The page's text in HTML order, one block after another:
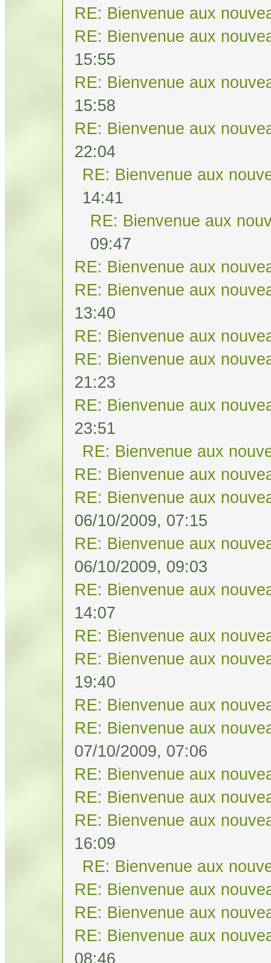
RE: Bienvenue aux
RE: Bienvenue aux
15:55
RE: Bienvenue aux
15:58
RE: Bienvenue aux
22:04
RE: Bienvenue aux
14:41
RE: Bienvenue aux
09:47
RE: Bienvenue aux
RE: Bienvenue aux
13:40
RE: Bienvenue aux
RE: Bienvenue aux
21:23
RE: Bienvenue aux
23:51
RE: Bienvenue aux
RE: Bienvenue aux
RE: Bienvenue aux
06/10/2009, 07:15
RE: Bienvenue aux
06/10/2009, 09:03
RE: Bienvenue aux
14:07
RE: Bienvenue aux
RE: Bienvenue aux
19:40
RE: Bienvenue aux
RE: Bienvenue aux
07/10/2009, 07:06
RE: Bienvenue aux
RE: Bienvenue aux
RE: Bienvenue aux
16:09
RE: Bienvenue aux
RE: Bienvenue aux
RE: Bienvenue aux
RE: Bienvenue aux
08:46